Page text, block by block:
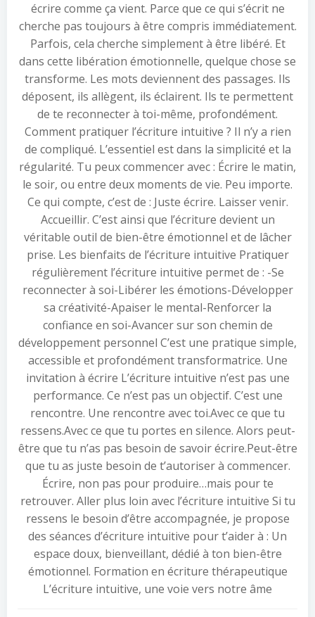
écrire comme ça vient. Parce que ce qui s’écrit ne
cherche pas toujours à être compris immédiatement.
Parfois, cela cherche simplement à être libéré. Et
dans cette libération émotionnelle, quelque chose se
transforme. Les mots deviennent des passages. Ils
déposent, ils allègent, ils éclairent. Ils te permettent
de te reconnecter à toi-même, profondément.
Comment pratiquer l’écriture intuitive ? Il n’y a rien
de compliqué. L’essentiel est dans la simplicité et la
régularité. Tu peux commencer avec : Écrire le matin,
le soir, ou entre deux moments de vie. Peu importe.
Ce qui compte, c’est de : Juste écrire. Laisser venir.
Accueillir. C’est ainsi que l’écriture devient un
véritable outil de bien-être émotionnel et de lâcher
prise. Les bienfaits de l’écriture intuitive Pratiquer
régulièrement l’écriture intuitive permet de : -Se
reconnecter à soi-Libérer les émotions-Développer
sa créativité-Apaiser le mental-Renforcer la
confiance en soi-Avancer sur son chemin de
développement personnel C’est une pratique simple,
accessible et profondément transformatrice. Une
invitation à écrire L’écriture intuitive n’est pas une
performance. Ce n’est pas un objectif. C’est une
rencontre. Une rencontre avec toi.Avec ce que tu
ressens.Avec ce que tu portes en silence. Alors peut-
être que tu n’as pas besoin de savoir écrire.Peut-être
que tu as juste besoin de t’autoriser à commencer.
Écrire, non pas pour produire…mais pour te
retrouver. Aller plus loin avec l’écriture intuitive Si tu
ressens le besoin d’être accompagnée, je propose
des séances d’écriture intuitive pour t’aider à : Un
espace doux, bienveillant, dédié à ton bien-être
émotionnel. Formation en écriture thérapeutique
L’écriture intuitive, une voie vers notre âme